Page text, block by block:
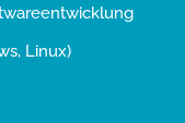
Linux)